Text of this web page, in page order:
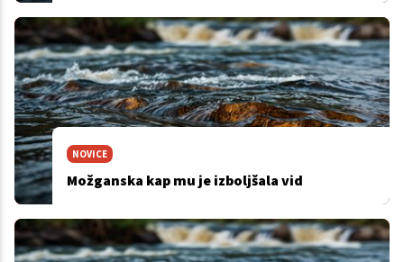
NOVICE
Možganska kap mu je izboljšala vid